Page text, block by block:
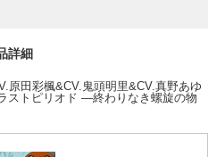
詳細
原田彩楓&CV.鬼頭明里&CV.真野あゆ
ストピリオド ―終わりなき螺旋の物